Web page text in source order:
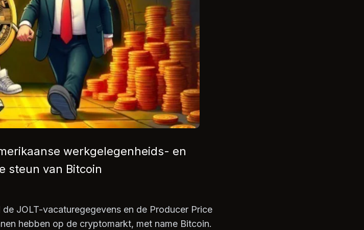
werkgelegenheids- en
steun van Bitcoin
JOLT-vacaturegegevens en de Producer Price
hebben op de cryptomarkt, met name Bitcoin.